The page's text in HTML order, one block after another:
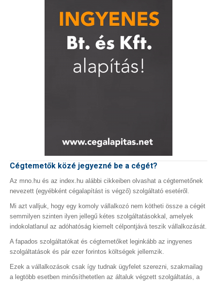
Cégtemetők közé jegyezné be a cégét?
Az mno.hu és az index.hu alábbi cikkeiben olvashat a cégtemetőnek
nevezett (egyébként cégalapítást is végző) szolgáltató esetéről.
Mi azt valljuk, hogy egy komoly vállalkozó nem kötheti össze a cégét
semmilyen szinten ilyen jellegű kétes szolgáltatásokkal, amelyek
indokolatlanul az adóhatóság kiemelt célpontjává teszik vállalkozását.
A fapados szolgáltatókat és cégtemetőket leginkább az ingyenes
szolgáltatások és pár ezer forintos költségek jellemzik.
Ezek a vállalkozások csak így tudnak ügyfelet szerezni, szakmailag
a legtöbb esetben minősíthetetlen az általuk végzett szolgáltatás, a